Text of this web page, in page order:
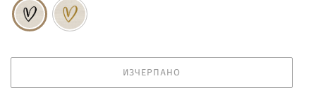
ИЗЧЕРПАНО